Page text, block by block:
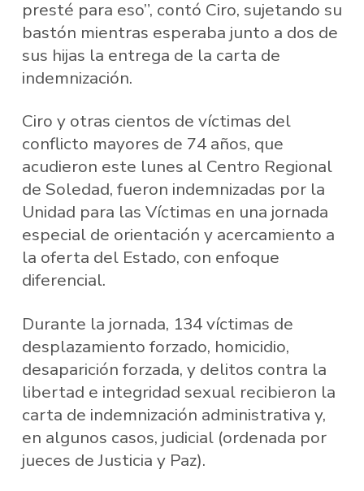
presté para eso”, contó Ciro, sujetando su
bastón mientras esperaba junto a dos de
sus hijas la entrega de la carta de
indemnización.
Ciro y otras cientos de víctimas del
conflicto mayores de 74 años, que
acudieron este lunes al Centro Regional
de Soledad, fueron indemnizadas por la
Unidad para las Víctimas en una jornada
especial de orientación y acercamiento a
la oferta del Estado, con enfoque
diferencial.
Durante la jornada, 134 víctimas de
desplazamiento forzado, homicidio,
desaparición forzada, y delitos contra la
libertad e integridad sexual recibieron la
carta de indemnización administrativa y,
en algunos casos, judicial (ordenada por
jueces de Justicia y Paz).